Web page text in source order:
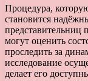
Процедура,
становится
представительниц
могут оценить
проследить за
исследование
делает его